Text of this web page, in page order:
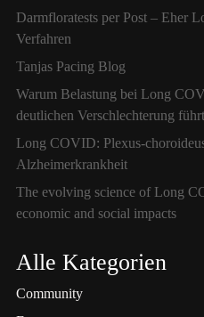
Darmfloratests per Post – Eher
Verfahren
Tanjas Pacing Blog
Warum Belastung bei Long
deutlichen Verschlechterung führt
Long COVID: Plexus-
Alzheimerkrankheit
The evolving science of Long
economic and social impacts
Alle Kategorien
Community